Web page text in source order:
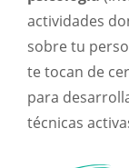
actividades
sobre tu
te tocan de
para
técnicas